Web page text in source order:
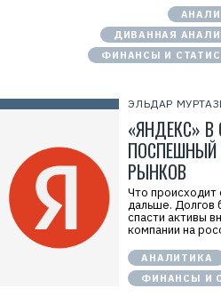
ДИВАННАЯ
ФИНАНСЫ И
ЭЛЬДАР
«ЯНДЕКС»
РЫНКОВ
Что происходит
дальше. Долгов
спасти активы
компании на
АНАЛИТИКА
ФИНАНСЫ И